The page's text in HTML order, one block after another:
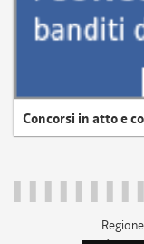
Concorsi in atto e